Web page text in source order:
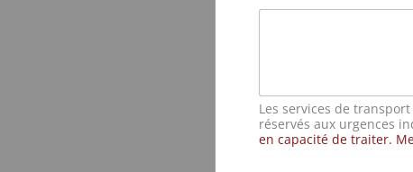
Les services de
réservés aux urgences
en capacité de traiter.